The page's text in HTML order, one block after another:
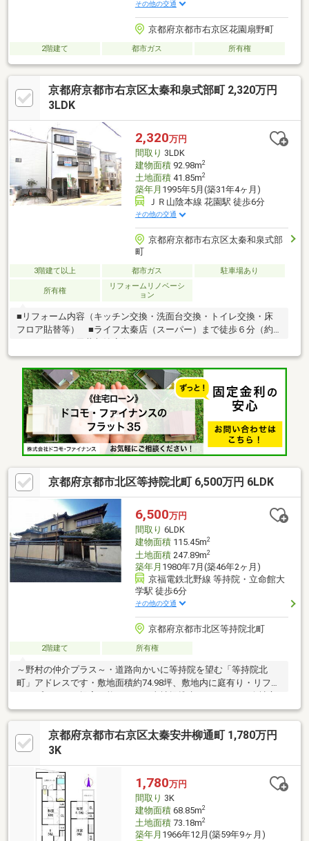
その他の交通
京都府京都市右京区花園扇野町
2階建て 都市ガス 所有権
京都府京都市右京区太秦和泉式部町 2,320万円
3LDK
2,320万円
間取り 3LDK
建物面積92.98m2
土地面積41.85m2
築年月 1995年5月(築31年4ヶ月)
ＪＲ山陰本線 花園駅 徒歩6分
その他の交通
京都府京都市右京区太秦和泉式部
町
3階建て以上 都市ガス 駐車場あり
所有権
リフォームリノベーシ
ョン
■リフォーム内容（キッチン交換・洗面台交換・トイレ交換・床
フロア貼替等） ■ライフ太秦店（スーパー）まで徒歩６分（約
京都府京都市北区等持院北町 6,500万円 6LDK
6,500万円
間取り 6LDK
建物面積115.45m2
土地面積247.89m2
築年月 1980年7月(築46年2ヶ月)
京福電鉄北野線 等持院・立命館大
学駅 徒歩6分
その他の交通
京都府京都市北区等持院北町
2階建て 所有権
～野村の仲介プラス～・道路向かいに等持院を望む「等持院北
町」アドレスです・敷地面積約74.98坪、敷地内に庭有り・リフォ
会いのご内覧も可能です。（日程調整を要す。）・2駅利用可能で
す 京福北野線「等持院・立命館大学」駅より徒歩6分 京福北野
線「龍安寺」駅より徒歩7分お気軽にお問い合わせください。
京都府京都市右京区太秦安井柳通町 1,780万円
3K
1,780万円
間取り 3K
建物面積68.85m2
土地面積73.18m2
築年月 1966年12月(築59年9ヶ月)